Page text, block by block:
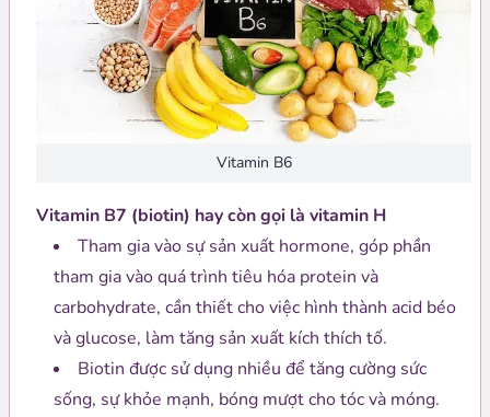
Vitamin B6
Vitamin B7 (biotin) hay còn gọi là vitamin H
Tham gia vào sự sản xuất hormone, góp phần
tham gia vào quá trình tiêu hóa protein và
carbohydrate, cần thiết cho việc hình thành acid béo
và glucose, làm tăng sản xuất kích thích tố.
Biotin được sử dụng nhiều để tăng cường sức
sống, sự khỏe mạnh, bóng mượt cho tóc và móng.